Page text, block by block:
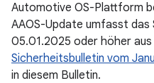
Automotive OS-Plattform
AAOS-Update umfasst
05.01.2025 oder höher aus
Sicherheitsbulletin vom
in diesem Bulletin.